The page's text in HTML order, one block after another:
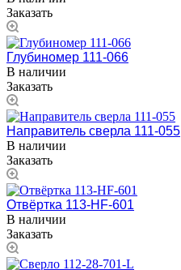
Заказать
Глубиномер 111-066
В наличии
Заказать
Направитель сверла 111-055
В наличии
Заказать
Отвёртка 113-HF-601
В наличии
Заказать